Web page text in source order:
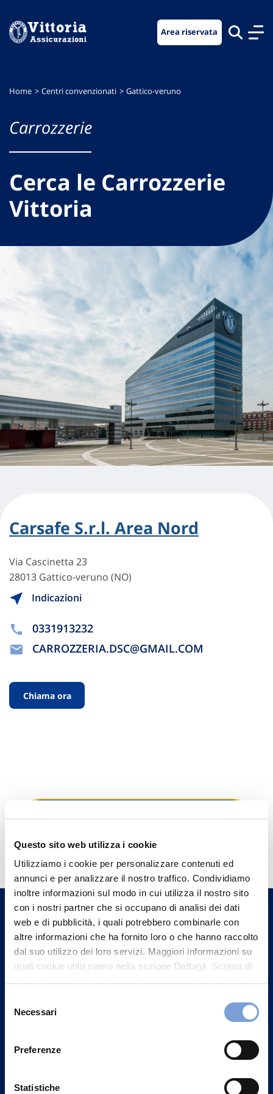
Questo sito web utilizza i cookie
Utilizziamo i cookie per personalizzare contenuti ed
annunci e per analizzare il nostro traffico. Condividiamo
inoltre informazioni sul modo in cui utilizza il nostro sito
con i nostri partner che si occupano di analisi dei dati
web e di pubblicità, i quali potrebbero combinarle con
altre informazioni che ha fornito loro o che hanno raccolto
dal suo utilizzo dei loro servizi. Maggiori informazioni su
quali cookie utilizziamo nella sezione Dettagli. Scopra di
può trovare nel footer del sito nella sezione "Informativa
delNecessari
Preferenze
Statistiche
menu
contenuto
footer
Area riservata
Home Centri convenzionati Gattico-veruno
Carrozzerie
Cerca le Carrozzerie
Vittoria
Carsafe S.r.l. Area Nord
Via Cascinetta 23
28013 Gattico-veruno (NO)
Indicazioni
0331913232
CARROZZERIA.DSC@GMAIL.COM
Chiama ora
Hai bisogno di
informazioni?
Trova l'Agenzia più vicina a te e parla con
un nostro Agente.
Contattaci